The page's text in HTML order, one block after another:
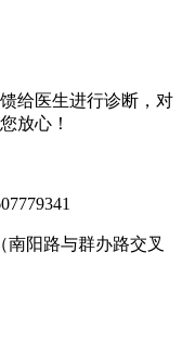
给医生进行诊断，对
放心！
南阳路与群办路交叉